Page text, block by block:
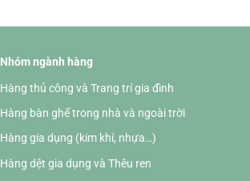
Nhóm ngành hàng
Hàng thủ công và Trang trí gia đình
Hàng bàn ghế trong nhà và ngoài trời
Hàng gia dụng (kim khí, nhựa…)
Hàng dệt gia dụng và Thêu ren